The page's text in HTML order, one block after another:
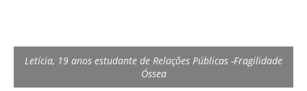
Letícia, 19 anos estudante de Relações Públicas -Fragilidade
Óssea